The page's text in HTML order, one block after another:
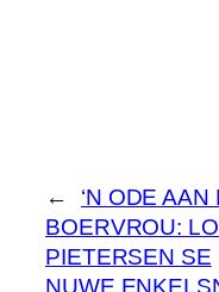
←
‘N ODE AAN
BOERVROU:
PIETERSEN SE
NUWE